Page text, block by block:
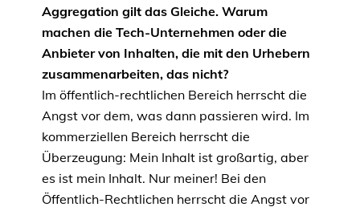
Aggregation gilt das Gleiche. Warum
machen die Tech-Unternehmen oder die
Anbieter von Inhalten, die mit den Urhebern
zusammenarbeiten, das nicht?
Im öffentlich-rechtlichen Bereich herrscht die
Angst vor dem, was dann passieren wird. Im
kommerziellen Bereich herrscht die
Überzeugung: Mein Inhalt ist großartig, aber
es ist mein Inhalt. Nur meiner! Bei den
Öffentlich-Rechtlichen herrscht die Angst vor